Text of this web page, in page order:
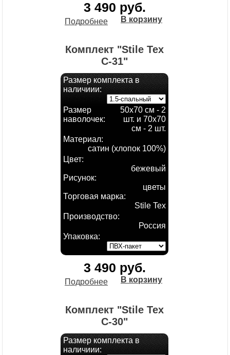
3 490 руб.
Подробнее В корзину
Комплект "Stile Tex
С-31"
Размер комплекта в
наличиии:
Размер
наволочек:
50х70 см - 2
шт. и 70х70
см - 2 шт.
Материал:
сатин (хлопок 100%)
Цвет:
бежевый
Рисунок:
цветы
Торговая марка:
Stile Tex
Производство:
Россия
Упаковка:
3 490 руб.
Подробнее В корзину
Комплект "Stile Tex
С-30"
Размер комплекта в
наличиии: